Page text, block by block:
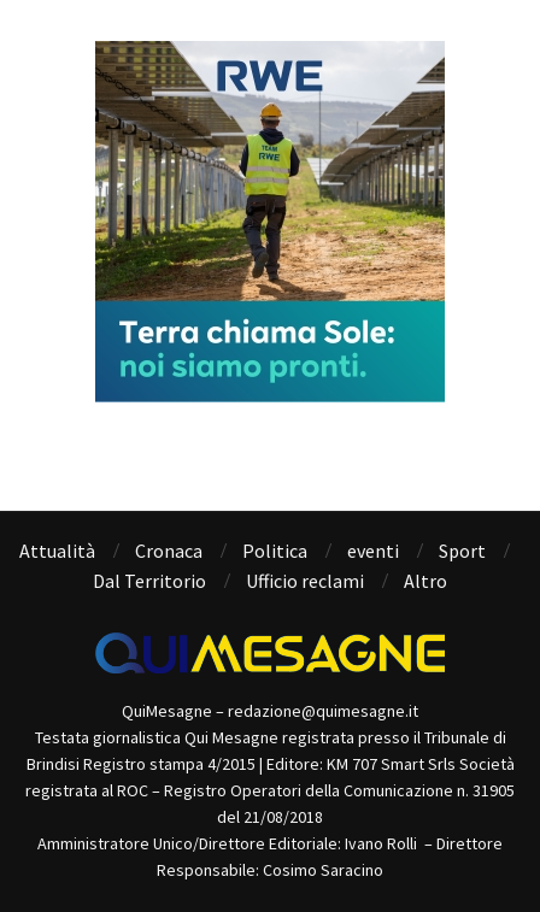
Attualità Cronaca Politica eventi
Sport
Dal Territorio
Ufficio reclami Altro
QuiMesagne – redazione@quimesagne.it
Testata giornalistica Qui Mesagne registrata presso il Tribunale di
Brindisi Registro stampa 4/2015 | Editore: KM 707 Smart Srls Società
registrata al ROC – Registro Operatori della Comunicazione n. 31905
del 21/08/2018
Amministratore Unico/Direttore Editoriale: Ivano Rolli – Direttore
Responsabile: Cosimo Saracino